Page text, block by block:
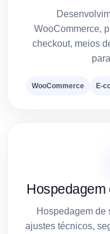
WooCommerce,
checkout, meios
WooCommerce E-
Hospedagem
Hospedagem de
ajustes técnicos,